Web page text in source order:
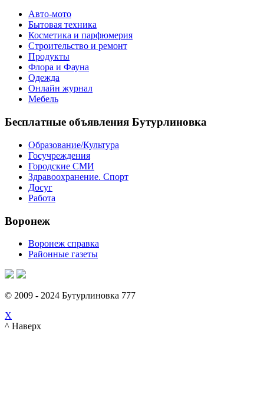
Авто-мото
Бытовая техника
Косметика и парфюмерия
Строительство и ремонт
Продукты
Флора и Фауна
Одежда
Онлайн журнал
Мебель
Бесплатные объявления Бутурлиновка
Образование/Культура
Госучреждения
Городские СМИ
Здравоохранение. Спорт
Досуг
Работа
Воронеж
Воронеж справка
Районные газеты
© 2009 - 2024 Бутурлиновка 777
X
^ Наверх